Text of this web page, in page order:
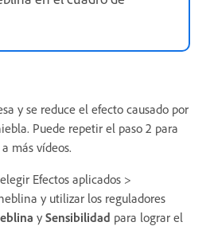
y se reduce el efecto causado por
Puede repetir el paso 2 para
más vídeos.
Efectos aplicados >
y utilizar los reguladores
y Sensibilidad para lograr el